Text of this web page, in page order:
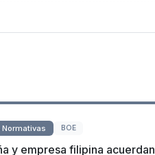
Normativas BOE
y empresa filipina acuerdan